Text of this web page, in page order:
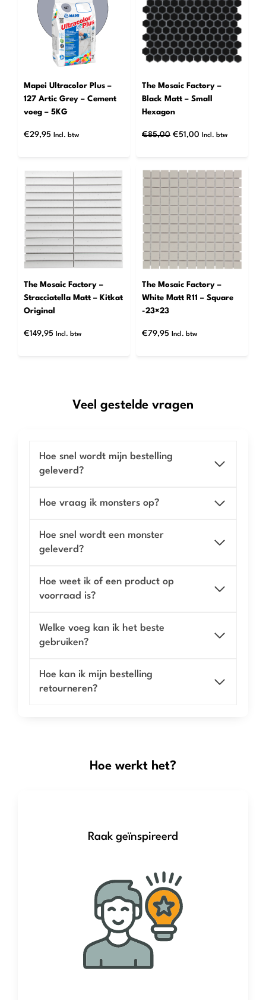
Mapei Ultracolor Plus –
127 Artic Grey – Cement
voeg – 5KG
€29,95 Incl. btw
The Mosaic Factory –
Black Matt – Small
Hexagon
€85,00 Oorspronkelijke
€85,00.
€51,00 Huidige
€51,00.
Incl. btw
The Mosaic Factory –
Stracciatella Matt – Kitkat
Original
€149,95 Incl. btw
The Mosaic Factory –
White Matt R11 – Square
-23×23
€79,95 Incl. btw
Veel gestelde vragen
Hoe snel wordt mijn bestelling
geleverd?
Hoe vraag ik monsters op?
Hoe snel wordt een monster
geleverd?
Hoe weet ik of een product op
voorraad is?
Welke voeg kan ik het beste
gebruiken?
Hoe kan ik mijn bestelling
retourneren?
Hoe werkt het?
Raak geïnspireerd